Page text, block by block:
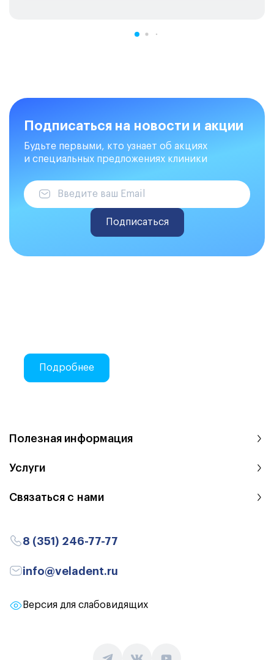
Подписаться на новости и акции
Будьте первыми, кто узнает об акциях
и специальных предложениях клиники
Подписаться
Подробнее
Полезная информация
Услуги
Связаться с нами
8 (351) 246-77-77
info@veladent.ru
Версия для слабовидящих